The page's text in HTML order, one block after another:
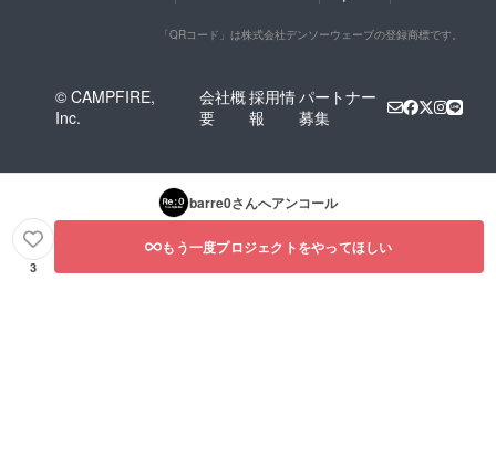
「QRコード」は株式会社デンソーウェーブの登録商標です。
© CAMPFIRE,
Inc.
会社概
要
採用情
報
パートナー
募集
barre0さんへアンコール
3
もう一度プロジェクトをやってほしい